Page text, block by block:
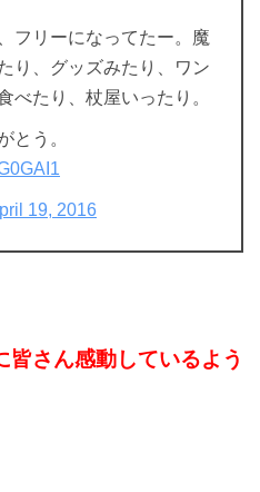
フリーになってたー。魔
り、グッズみたり、ワン
べたり、杖屋いったり。
とう。
19, 2016
さん感動しているよう